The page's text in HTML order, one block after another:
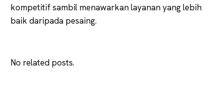
kompetitif sambil menawarkan layanan yang lebih
baik daripada pesaing.
No related posts.